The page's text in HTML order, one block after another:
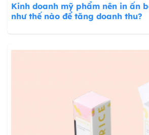
Kinh doanh mỹ phẩm nên in ấn
như thế nào để tăng doanh thu?